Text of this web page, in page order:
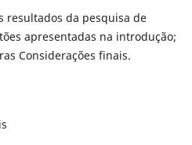
da pesquisa de
apresentadas na introdução;
Considerações finais.